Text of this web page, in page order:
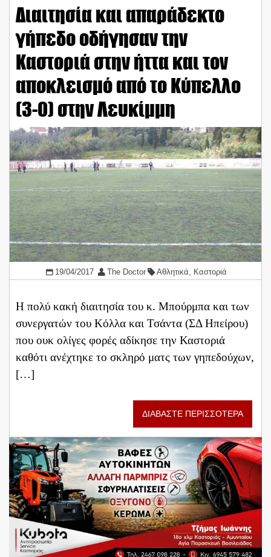
Διαιτησία και απαράδεκτο
γήπεδο οδήγησαν την
Καστοριά στην ήττα και τον
αποκλεισμό από το Κύπελλο
(3-0) στην Λευκίμμη
19/04/2017 The Doctor Αθλητικά, Καστοριά
Η πολύ κακή διαιτησία του κ. Μπούρμπα και των
συνεργατών του Κόλλα και Τσάντα (ΣΔ Ηπείρου)
που ουκ ολίγες φορές αδίκησε την Καστοριά
καθότι ανέχτηκε το σκληρό ματς των γηπεδούχων,
[…]
ΔΙΑΒΑΣΤΕ ΠΕΡΙΣΣΟΤΕΡΑ